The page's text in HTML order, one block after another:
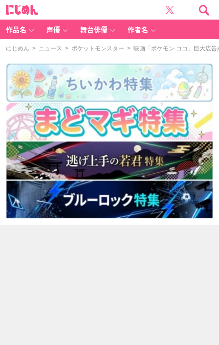
作品名 声優 舞台俳優 作者名
にじめん > ニュース > ポケットモンスター > 映画「ポケモン ココ」巨大広